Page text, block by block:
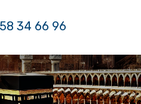
34 66 96